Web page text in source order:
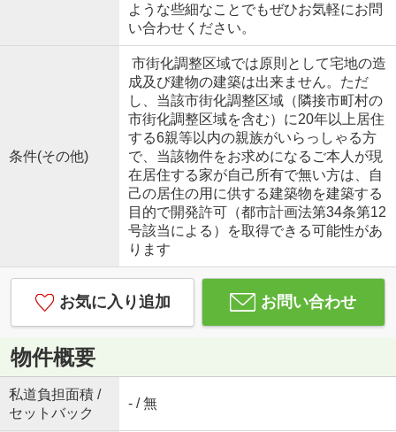
ような些細なことでもぜひお気軽にお問
い合わせください。
条件(その他)
市街化調整区域では原則として宅地の造
成及び建物の建築は出来ません。ただ
し、当該市街化調整区域（隣接市町村の
市街化調整区域を含む）に20年以上居住
する6親等以内の親族がいらっしゃる方
で、当該物件をお求めになるご本人が現
在居住する家が自己所有で無い方は、自
己の居住の用に供する建築物を建築する
目的で開発許可（都市計画法第34条第12
号該当による）を取得できる可能性があ
ります
お気に入り追加 お問い合わせ
物件概要
私道負担面積 /
セットバック
- / 無